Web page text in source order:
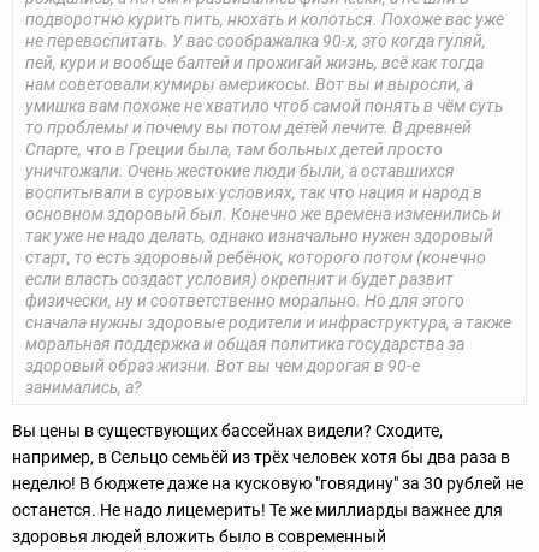
подворотню курить пить, нюхать и колоться. Похоже вас уже
не перевоспитать. У вас соображалка 90-х, это когда гуляй,
пей, кури и вообще балтей и прожигай жизнь, всё как тогда
нам советовали кумиры америкосы. Вот вы и выросли, а
умишка вам похоже не хватило чтоб самой понять в чём суть
то проблемы и почему вы потом детей лечите. В древней
Спарте, что в Греции была, там больных детей просто
уничтожали. Очень жестокие люди были, а оставшихся
воспитывали в суровых условиях, так что нация и народ в
основном здоровый был. Конечно же времена изменились и
так уже не надо делать, однако изначально нужен здоровый
старт, то есть здоровый ребёнок, которого потом (конечно
если власть создаст условия) окрепнит и будет развит
физически, ну и соответственно морально. Но для этого
сначала нужны здоровые родители и инфраструктура, а также
моральная поддержка и общая политика государства за
здоровый образ жизни. Вот вы чем дорогая в 90-е
занимались, а?
Вы цены в существующих бассейнах видели? Сходите,
например, в Сельцо семьёй из трёх человек хотя бы два раза в
неделю! В бюджете даже на кусковую "говядину" за 30 рублей не
останется. Не надо лицемерить! Те же миллиарды важнее для
здоровья людей вложить было в современный